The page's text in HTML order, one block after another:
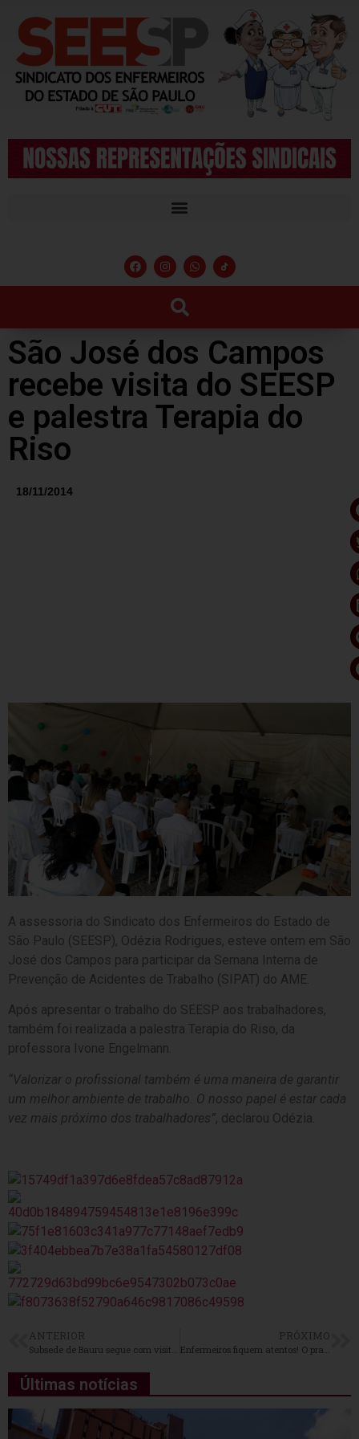
São José dos Campos
recebe visita do SEESP
e palestra Terapia do
Riso
18/11/2014
A assessoria do Sindicato dos Enfermeiros do Estado de
São Paulo (SEESP), Odézia Rodrigues, esteve ontem em São
José dos Campos para participar da Semana Interna de
Prevenção de Acidentes de Trabalho (SIPAT) do AME.
Após apresentar o trabalho do SEESP aos trabalhadores,
também foi realizada a palestra Terapia do Riso, da
professora Ivone Engelmann.
“Valorizar o profissional também é uma maneira de garantir
um melhor ambiente de trabalho. O nosso papel é estar cada
vez mais próximo dos trabalhadores”, declarou Odézia.
ANTERIOR PRÓXIMO
Últimas notícias